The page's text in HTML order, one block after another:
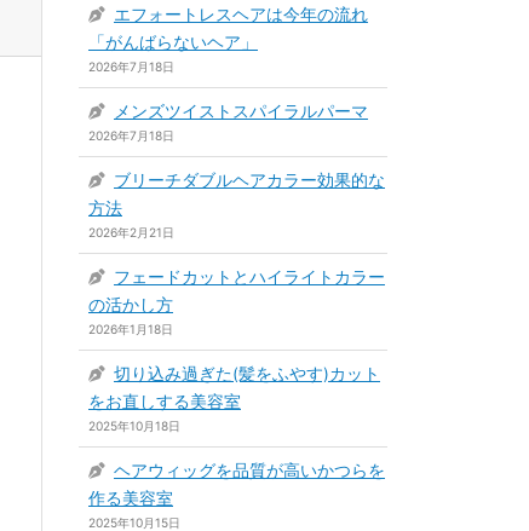
エフォートレスヘアは今年の流れ
「がんばらないヘア」
2026年7月18日
メンズツイストスパイラルパーマ
2026年7月18日
ブリーチダブルヘアカラー効果的な
方法
2026年2月21日
フェードカットとハイライトカラー
の活かし方
2026年1月18日
切り込み過ぎた(髪をふやす)カット
をお直しする美容室
2025年10月18日
ヘアウィッグを品質が高いかつらを
作る美容室
2025年10月15日